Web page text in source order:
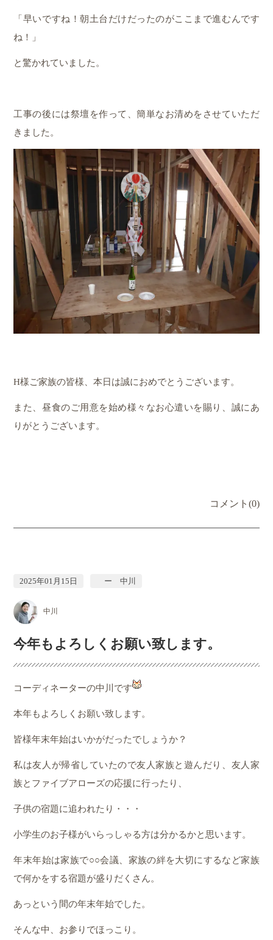
「早いですね！朝土台だけだったのがここまで進むんです
ね！」
と驚かれていました。
工事の後には祭壇を作って、簡単なお清めをさせていただ
きました。
H様ご家族の皆様、本日は誠におめでとうございます。
また、昼食のご用意を始め様々なお心遣いを賜り、誠にあ
りがとうございます。
コメント(0)
2025年01月15日 ー 中川
中川
今年もよろしくお願い致します。
コーディネーターの中川です
本年もよろしくお願い致します。
皆様年末年始はいかがだったでしょうか？
私は友人が帰省していたので友人家族と遊んだり、友人家
族とファイブアローズの応援に行ったり、
子供の宿題に追われたり・・・
小学生のお子様がいらっしゃる方は分かるかと思います。
年末年始は家族で○○会議、家族の絆を大切にするなど家族
で何かをする宿題が盛りだくさん。
あっという間の年末年始でした。
そんな中、お参りでほっこり。